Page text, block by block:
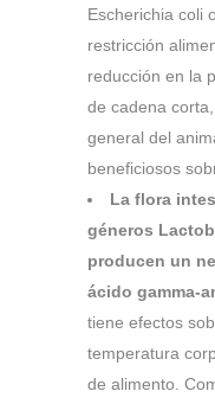
Escherichia coli
restricción
reducción en la
de cadena
general del
beneficiosos
La flora
géneros
producen un
ácido gamma-
tiene efectos
temperatura
de alimento.